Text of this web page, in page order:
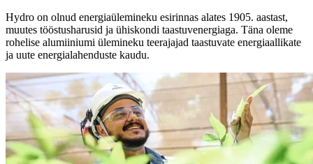
Hydro on olnud energiaülemineku esirinnas alates 1905. aastast,
muutes tööstusharusid ja ühiskondi taastuvenergiaga. Täna oleme
rohelise alumiiniumi ülemineku teerajajad taastuvate energiaallikate
ja uute energialahenduste kaudu.